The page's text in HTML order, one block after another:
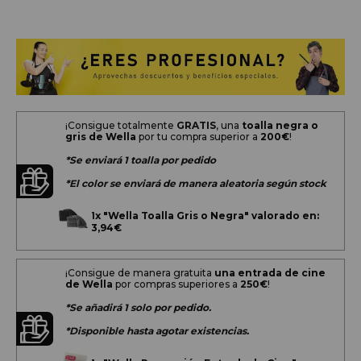
¡Consigue totalmente GRATIS, una toalla negra o
gris de Wella por tu compra superior a 200€!
*Se enviará 1 toalla por pedido
*El color se enviará de manera aleatoria según stock
1x "Wella Toalla Gris o Negra" valorado en:
3,94€
¡Consigue de manera gratuita una entrada de cine
de Wella por compras superiores a 250€!
*Se añadirá 1 solo por pedido.
*Disponible hasta agotar existencias.